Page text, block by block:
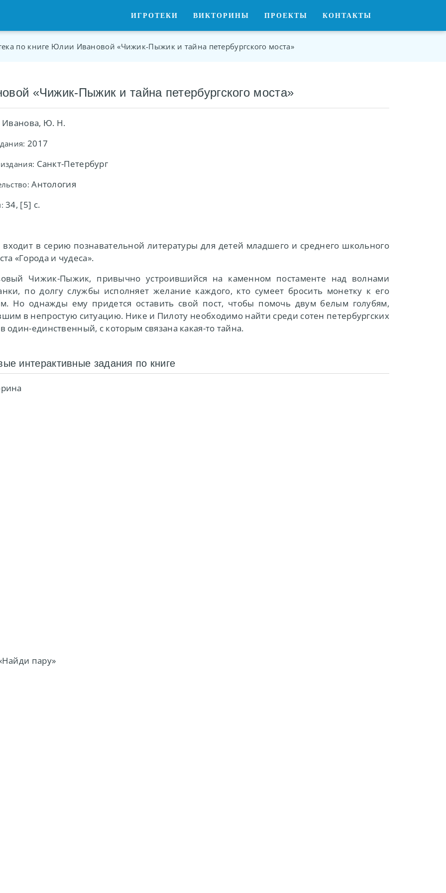
ИГРОТЕКИ ВИКТОРИНЫ ПРОЕКТЫ КОНТАКТЫ
по книге Юлии Ивановой «Чижик-Пыжик и тайна петербургского моста»
«Чижик-Пыжик и тайна петербургского моста»
Иванова, Ю. Н.
2017
Санкт-Петербург
Антология
34, [5] с.
входит в серию познавательной литературы для детей младшего и среднего школьного
«Города и чудеса».
Чижик-Пыжик, привычно устроившийся на каменном постаменте над волнами
по долгу службы исполняет желание каждого, кто сумеет бросить монетку к его
Но однажды ему придется оставить свой пост, чтобы помочь двум белым голубям,
в непростую ситуацию. Нике и Пилоту необходимо найти среди сотен петербургских
один-единственный, с которым связана какая-то тайна.
интерактивные задания по книге
пару»